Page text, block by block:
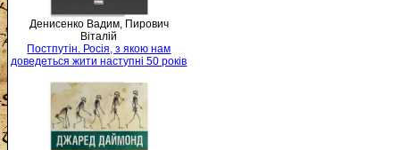
Денисенко Вадим, Пирович
Віталій
Постпутін. Росія, з якою нам
доведеться жити наступні 50 років